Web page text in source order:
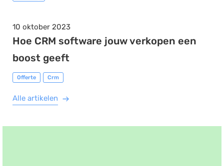
10 oktober 2023
Hoe CRM software jouw verkopen een
boost geeft
Offerte Crm
Alle artikelen